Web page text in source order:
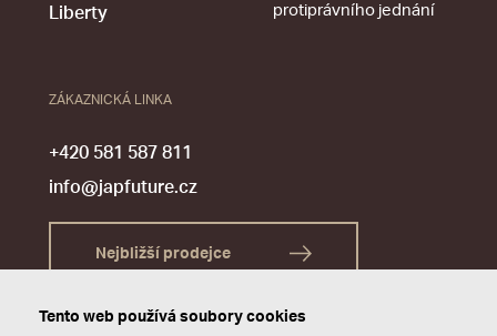
Liberty
protiprávního jednání
ZÁKAZNICKÁ LINKA
+420 581 587 811
info@japfuture.cz
Nejbližší prodejce
Tento web používá soubory cookies